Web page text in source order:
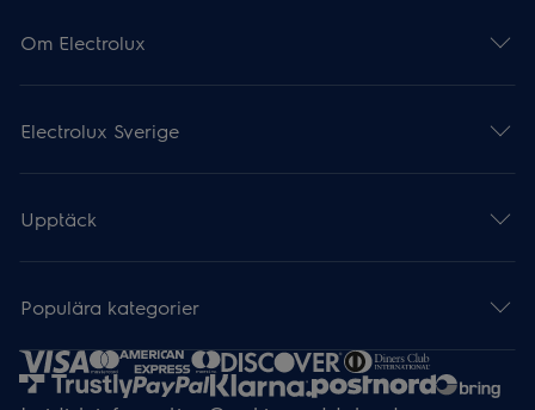
Om Electrolux
Electrolux Sverige
Upptäck
Populära kategorier